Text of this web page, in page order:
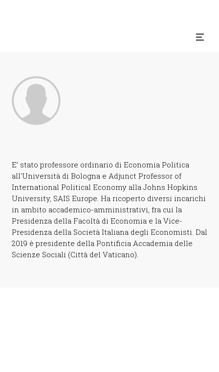
E’ stato professore ordinario di Economia Politica
all'Università di Bologna e Adjunct Professor of
International Political Economy alla Johns Hopkins
University, SAIS Europe. Ha ricoperto diversi incarichi
in ambito accademico-amministrativi, fra cui la
Presidenza della Facoltà di Economia e la Vice-
Presidenza della Società Italiana degli Economisti. Dal
2019 è presidente della Pontificia Accademia delle
Scienze Sociali (Città del Vaticano).